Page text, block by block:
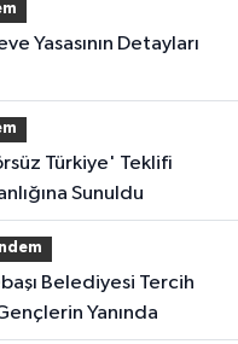
Sunuldu
Yanında